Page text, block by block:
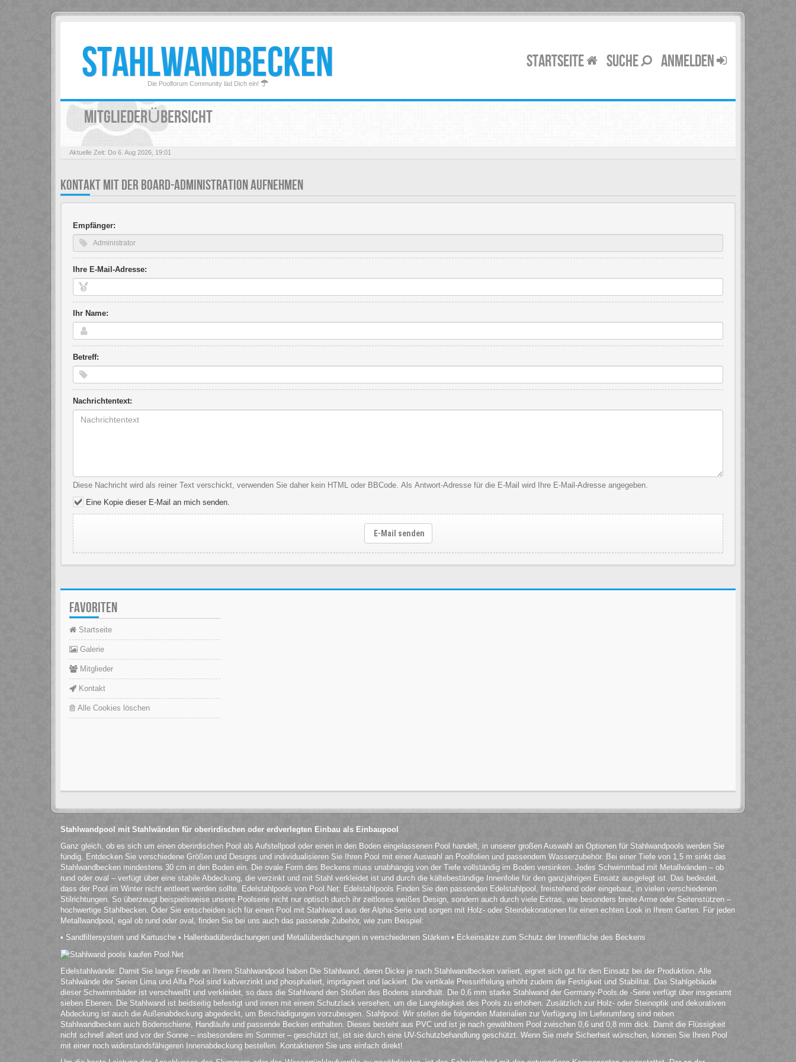
STAHLWANDBECKEN
Die Poolforum Community läd Dich ein!
STARTSEITE SUCHE ANMELDEN
MITGLIEDERÜBERSICHT
Aktuelle Zeit: Do 6. Aug 2026, 19:01
KONTAKT MIT DER BOARD-ADMINISTRATION AUFNEHMEN
Empfänger:
Ihre E-Mail-Adresse:
Ihr Name:
Betreff:
Nachrichtentext:
Diese Nachricht wird als reiner Text verschickt, verwenden Sie daher kein HTML oder BBCode. Als Antwort-Adresse für die E-Mail wird Ihre E-Mail-Adresse angegeben.
Eine Kopie dieser E-Mail an mich senden.
E-Mail senden
FAVORITEN
Startseite
Galerie
Mitglieder
Kontakt
Alle Cookies löschen
Stahlwandpool mit Stahlwänden für oberirdischen oder erdverlegten Einbau als Einbaupool
Ganz gleich, ob es sich um einen oberirdischen Pool als Aufstellpool oder einen in den Boden eingelassenen Pool handelt, in unserer großen Auswahl an Optionen für Stahlwandpools werden Sie
fündig. Entdecken Sie verschiedene Größen und Designs und individualisieren Sie Ihren Pool mit einer Auswahl an Poolfolien und passendem Wasserzubehör. Bei einer Tiefe von 1,5 m sinkt das
Stahlwandbecken mindestens 30 cm in den Boden ein. Die ovale Form des Beckens muss unabhängig von der Tiefe vollständig im Boden versinken. Jedes Schwimmbad mit Metallwänden – ob
rund oder oval – verfügt über eine stabile Abdeckung, die verzinkt und mit Stahl verkleidet ist und durch die kältebeständige Innenfolie für den ganzjährigen Einsatz ausgelegt ist. Das bedeutet,
dass der Pool im Winter nicht entleert werden sollte. Edelstahlpools von Pool.Net: Edelstahlpools Finden Sie den passenden Edelstahlpool, freistehend oder eingebaut, in vielen verschiedenen
Stilrichtungen. So überzeugt beispielsweise unsere Poolserie nicht nur optisch durch ihr zeitloses weißes Design, sondern auch durch viele Extras, wie besonders breite Arme oder Seitenstützen –
hochwertige Stahlbecken. Oder Sie entscheiden sich für einen Pool mit Stahlwand aus der Alpha-Serie und sorgen mit Holz- oder Steindekorationen für einen echten Look in Ihrem Garten. Für jeden
Metallwandpool, egal ob rund oder oval, finden Sie bei uns auch das passende Zubehör, wie zum Beispiel:
• Sandfiltersystem und Kartusche • Hallenbadüberdachungen und Metallüberdachungen in verschiedenen Stärken • Eckeinsätze zum Schutz der Innenfläche des Beckens
Edelstahlwände: Damit Sie lange Freude an Ihrem Stahlwandpool haben Die Stahlwand, deren Dicke je nach Stahlwandbecken variiert, eignet sich gut für den Einsatz bei der Produktion. Alle
Stahlwände der Serien Lima und Alfa Pool sind kaltverzinkt und phosphatiert, imprägniert und lackiert. Die vertikale Pressriffelung erhöht zudem die Festigkeit und Stabilität. Das Stahlgebäude
dieser Schwimmbäder ist verschweißt und verkleidet, so dass die Stahlwand den Stößen des Bodens standhält. Die 0,6 mm starke Stahlwand der Germany-Pools.de -Serie verfügt über insgesamt
sieben Ebenen. Die Stahlwand ist beidseitig befestigt und innen mit einem Schutzlack versehen, um die Langlebigkeit des Pools zu erhöhen. Zusätzlich zur Holz- oder Steinoptik und dekorativen
Abdeckung ist auch die Außenabdeckung abgedeckt, um Beschädigungen vorzubeugen. Stahlpool: Wir stellen die folgenden Materialien zur Verfügung Im Lieferumfang sind neben
Stahlwandbecken auch Bodenschiene, Handläufe und passende Becken enthalten. Dieses besteht aus PVC und ist je nach gewähltem Pool zwischen 0,6 und 0,8 mm dick. Damit die Flüssigkeit
nicht schnell altert und vor der Sonne – insbesondere im Sommer – geschützt ist, ist sie durch eine UV-Schutzbehandlung geschützt. Wenn Sie mehr Sicherheit wünschen, können Sie Ihren Pool
mit einer noch widerstandsfähigeren Innenabdeckung bestellen. Kontaktieren Sie uns einfach direkt!